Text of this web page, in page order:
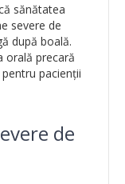
sănătatea
severe de
după boală.
orală precară
pacienții
de